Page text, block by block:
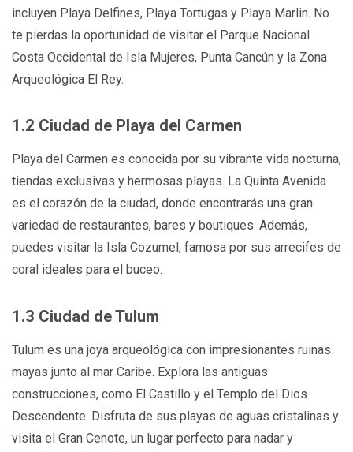
incluyen Playa Delfines, Playa Tortugas y Playa Marlin. No
te pierdas la oportunidad de visitar el Parque Nacional
Costa Occidental de Isla Mujeres, Punta Cancún y la Zona
Arqueológica El Rey.
1.2 Ciudad de Playa del Carmen
Playa del Carmen es conocida por su vibrante vida nocturna,
tiendas exclusivas y hermosas playas. La Quinta Avenida
es el corazón de la ciudad, donde encontrarás una gran
variedad de restaurantes, bares y boutiques. Además,
puedes visitar la Isla Cozumel, famosa por sus arrecifes de
coral ideales para el buceo.
1.3 Ciudad de Tulum
Tulum es una joya arqueológica con impresionantes ruinas
mayas junto al mar Caribe. Explora las antiguas
construcciones, como El Castillo y el Templo del Dios
Descendente. Disfruta de sus playas de aguas cristalinas y
visita el Gran Cenote, un lugar perfecto para nadar y